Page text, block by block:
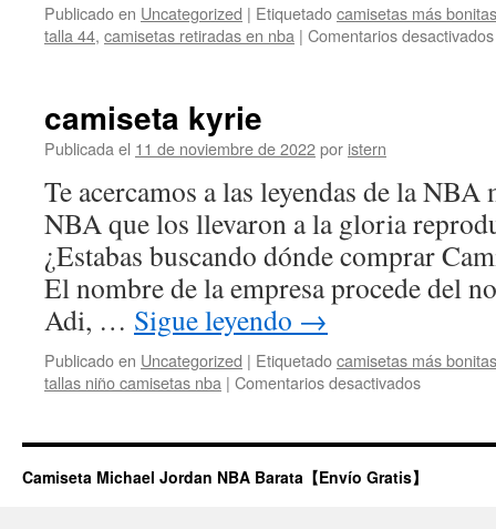
Publicado en Uncategorized | Etiquetadocamisetas más
talla 44, camisetas retiradas en nba | Comentarios desactivados
camiseta kyrie
Publicada el 11 de noviembre de 2022por istern
Te acercamos a las leyendas de la NBA
NBA que los llevaron a la gloria
¿Estabas buscando dónde comprar
El nombre de la empresa procede del
Adi, … Sigue leyendo →
Publicado en Uncategorized | Etiquetadocamisetas más
tallas niño camisetas nba | Comentarios desactivadosen
Camiseta Michael Jordan NBA Barata【Envío Gratis】